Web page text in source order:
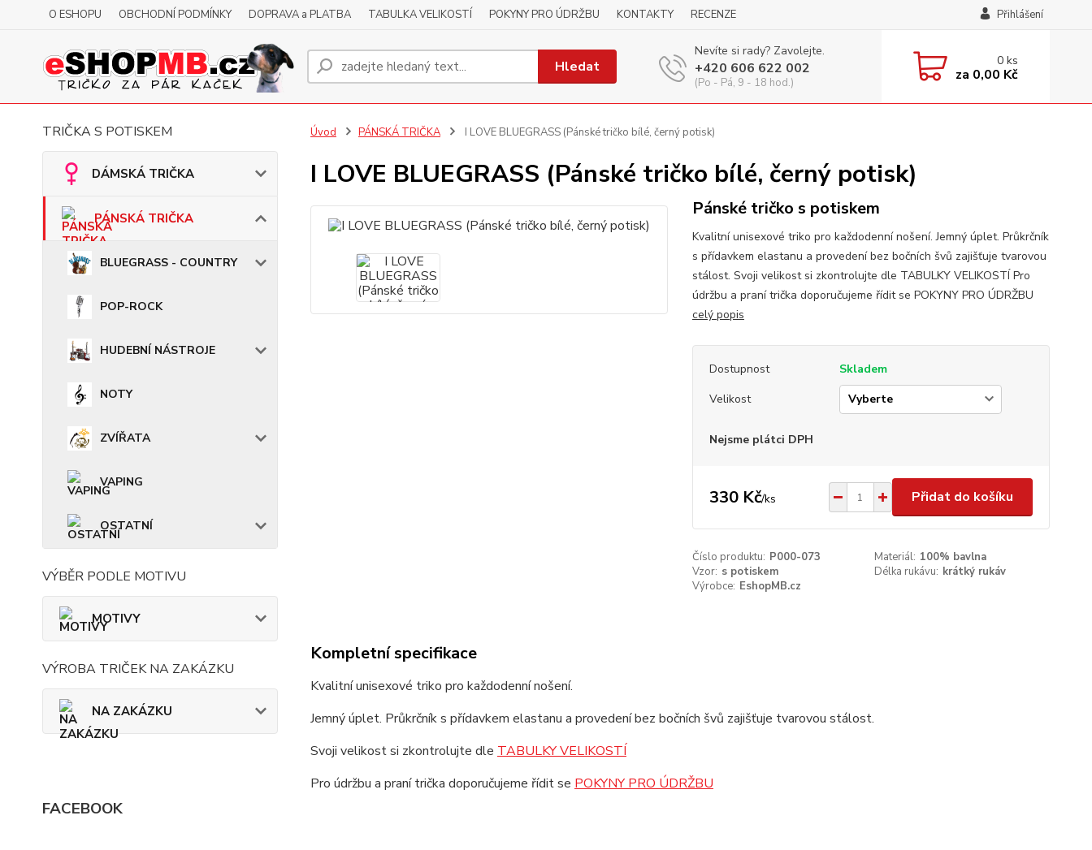
O ESHOPU OBCHODNÍ PODMÍNKY DOPRAVA a PLATBA TABULKA VELIKOSTÍ POKYNY PRO ÚDRŽBU KONTAKTY RECENZE Přihlášení
Hledat
Nevíte si rady? Zavolejte.
+420 606 622 002
(Po - Pá, 9 - 18 hod.)
0ks
za 0,00 Kč
TRIČKA S POTISKEM
DÁMSKÁ TRIČKA
PÁNSKÁ TRIČKA
BLUEGRASS - COUNTRY
POP-ROCK
HUDEBNÍ NÁSTROJE
NOTY
ZVÍŘATA
VAPING
OSTATNÍ
VÝBĚR PODLE MOTIVU
MOTIVY
VÝROBA TRIČEK NA ZAKÁZKU
NA ZAKÁZKU
FACEBOOK
Úvod PÁNSKÁ TRIČKA I LOVE BLUEGRASS (Pánské tričko bílé, černý potisk)
I LOVE BLUEGRASS (Pánské tričko bílé, černý potisk)
Pánské tričko s potiskem
Kvalitní unisexové triko pro každodenní nošení. Jemný úplet. Průkrčník
s přídavkem elastanu a provedení bez bočních švů zajišťuje tvarovou
stálost. Svoji velikost si zkontrolujte dle TABULKY VELIKOSTÍ Pro
údržbu a praní trička doporučujeme řídit se POKYNY PRO ÚDRŽBU
celý popis
Dostupnost
Skladem
Velikost
Nejsme plátci DPH
330 Kč/ks Přidat do košíku
Číslo produktu: P000-073 Materiál: 100% bavlna
Vzor: s potiskem Délka rukávu: krátký rukáv
Výrobce: EshopMB.cz
Kompletní specifikace
Kvalitní unisexové triko pro každodenní nošení.
Jemný úplet. Průkrčník s přídavkem elastanu a provedení bez bočních švů zajišťuje tvarovou stálost.
Svoji velikost si zkontrolujte dle TABULKY VELIKOSTÍ
Pro údržbu a praní trička doporučujeme řídit se POKYNY PRO ÚDRŽBU